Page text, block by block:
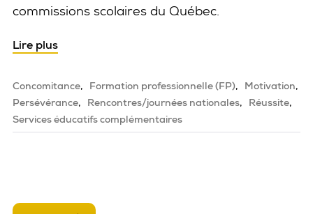
commissions scolaires du Québec.
Lire plus
Concomitance Formation professionnelle (FP)
Motivation
Persévérance
Rencontres/journées nationales
Réussite
Services éducatifs complémentaires